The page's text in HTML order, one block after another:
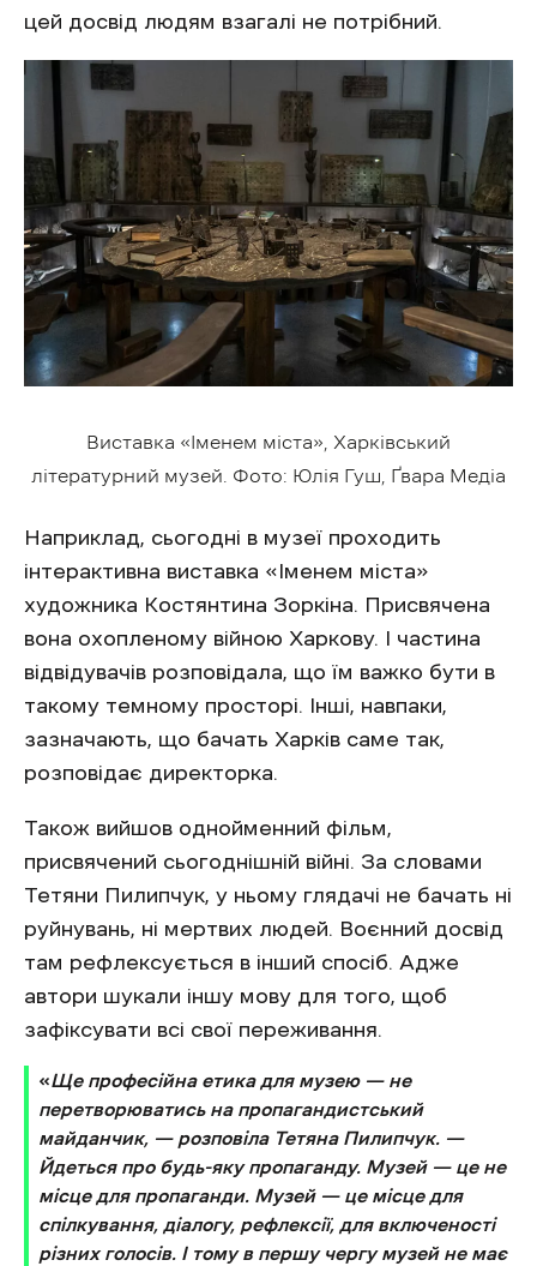
цей досвід людям взагалі не потрібний.
Виставка «Іменем міста», Харківський
літературний музей. Фото: Юлія Гуш, Ґвара Медіа
Наприклад, сьогодні в музеї проходить
інтерактивна виставка «Іменем міста»
художника Костянтина Зоркіна. Присвячена
вона охопленому війною Харкову. І частина
відвідувачів розповідала, що їм важко бути в
такому темному просторі. Інші, навпаки,
зазначають, що бачать Харків саме так,
розповідає директорка.
Також вийшов однойменний фільм,
присвячений сьогоднішній війні. За словами
Тетяни Пилипчук, у ньому глядачі не бачать ні
руйнувань, ні мертвих людей. Воєнний досвід
там рефлексується в інший спосіб. Адже
автори шукали іншу мову для того, щоб
зафіксувати всі свої переживання.
«Ще професійна етика для музею — не
перетворюватись на пропагандистський
майданчик, — розповіла Тетяна Пилипчук. —
Йдеться про будь-яку пропаганду. Музей — це не
місце для пропаганди. Музей — це місце для
спілкування, діалогу, рефлексії, для включеності
різних голосів. І тому в першу чергу музей не має